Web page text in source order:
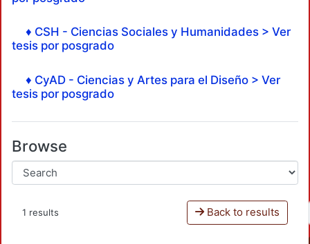
♦ CSH - Ciencias Sociales y Humanidades > Ver
tesis por posgrado
♦ CyAD - Ciencias y Artes para el Diseño > Ver
tesis por posgrado
Browse
1 results Back to results